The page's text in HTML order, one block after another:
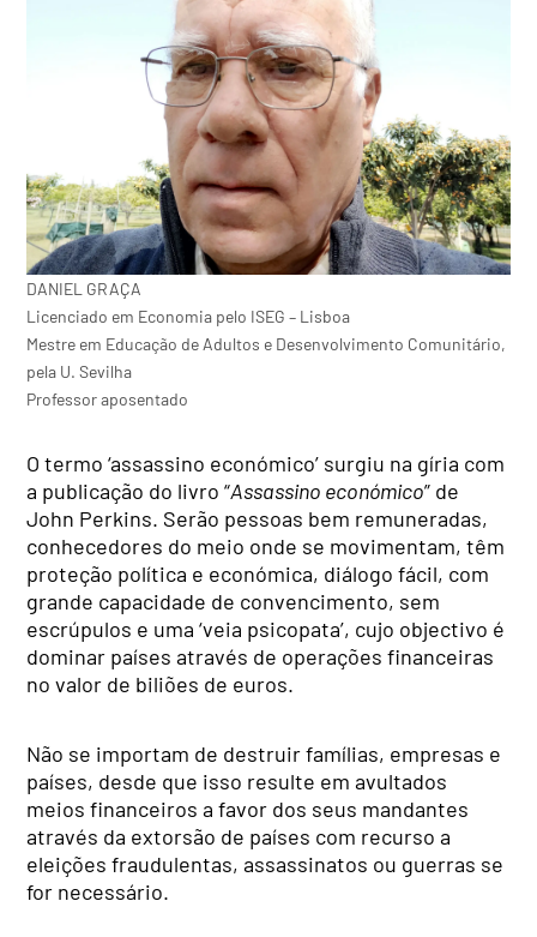
DANIEL GRAÇA
Licenciado em Economia pelo ISEG – Lisboa
Mestre em Educação de Adultos e Desenvolvimento Comunitário,
pela U. Sevilha
Professor aposentado
O termo ‘assassino económico’ surgiu na gíria com
a publicação do livro “Assassino económico” de
John Perkins. Serão pessoas bem remuneradas,
conhecedores do meio onde se movimentam, têm
proteção política e económica, diálogo fácil, com
grande capacidade de convencimento, sem
escrúpulos e uma ‘veia psicopata’, cujo objectivo é
dominar países através de operações financeiras
no valor de biliões de euros.
Não se importam de destruir famílias, empresas e
países, desde que isso resulte em avultados
meios financeiros a favor dos seus mandantes
através da extorsão de países com recurso a
eleições fraudulentas, assassinatos ou guerras se
for necessário.